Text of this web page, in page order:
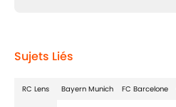
Sujets Liés
RC Lens Bayern Munich FC Barcelone